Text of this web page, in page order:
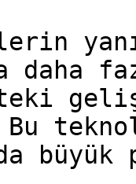
daha
Bu
büyük